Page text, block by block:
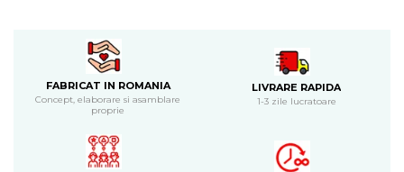
Cadouri pentru cea mai buna
Cadouri pentru bunici
Cadouri personalizate pentru nasi
CERCEI ZAMAC
FABRICAT IN ROMANIA
Concept, elaborare si asamblare
proprie
LIVRARE RAPIDA
1-3 zile lucratoare